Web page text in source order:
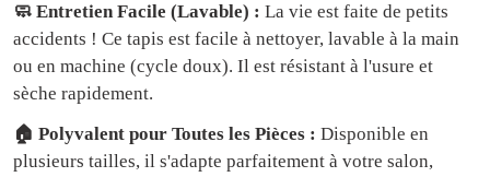
🧼 Entretien Facile (Lavable) : La vie est faite de petits
accidents ! Ce tapis est facile à nettoyer, lavable à la main
ou en machine (cycle doux). Il est résistant à l'usure et
sèche rapidement.
🏠 Polyvalent pour Toutes les Pièces : Disponible en
plusieurs tailles, il s'adapte parfaitement à votre salon,